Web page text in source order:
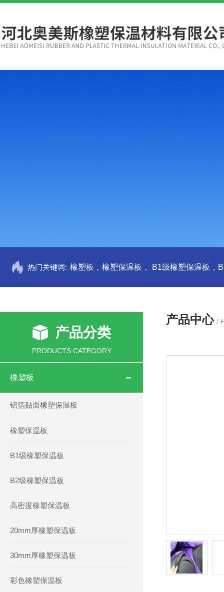
热门关键词:
产品分类
PRODUCTS CATEGORY
橡塑板
铝箔贴面橡塑保温板
橡塑保温板
B1级橡塑保温板
B2级橡塑保温板
高密度橡塑保温板
20mm厚橡塑保温板
30mm厚橡塑保温板
彩色橡塑保温板
产品中心 /